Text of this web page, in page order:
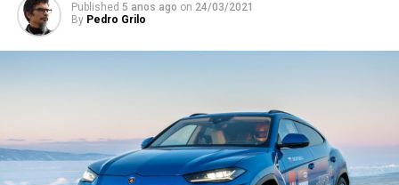
Published 5 anos ago on 24/03/2021
By Pedro Grilo